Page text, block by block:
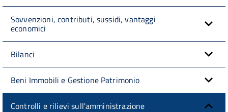
Sovvenzioni, contributi, sussidi, vantaggi
economici
Bilanci
Beni Immobili e Gestione Patrimonio
Controlli e rilievi sull'amministrazione